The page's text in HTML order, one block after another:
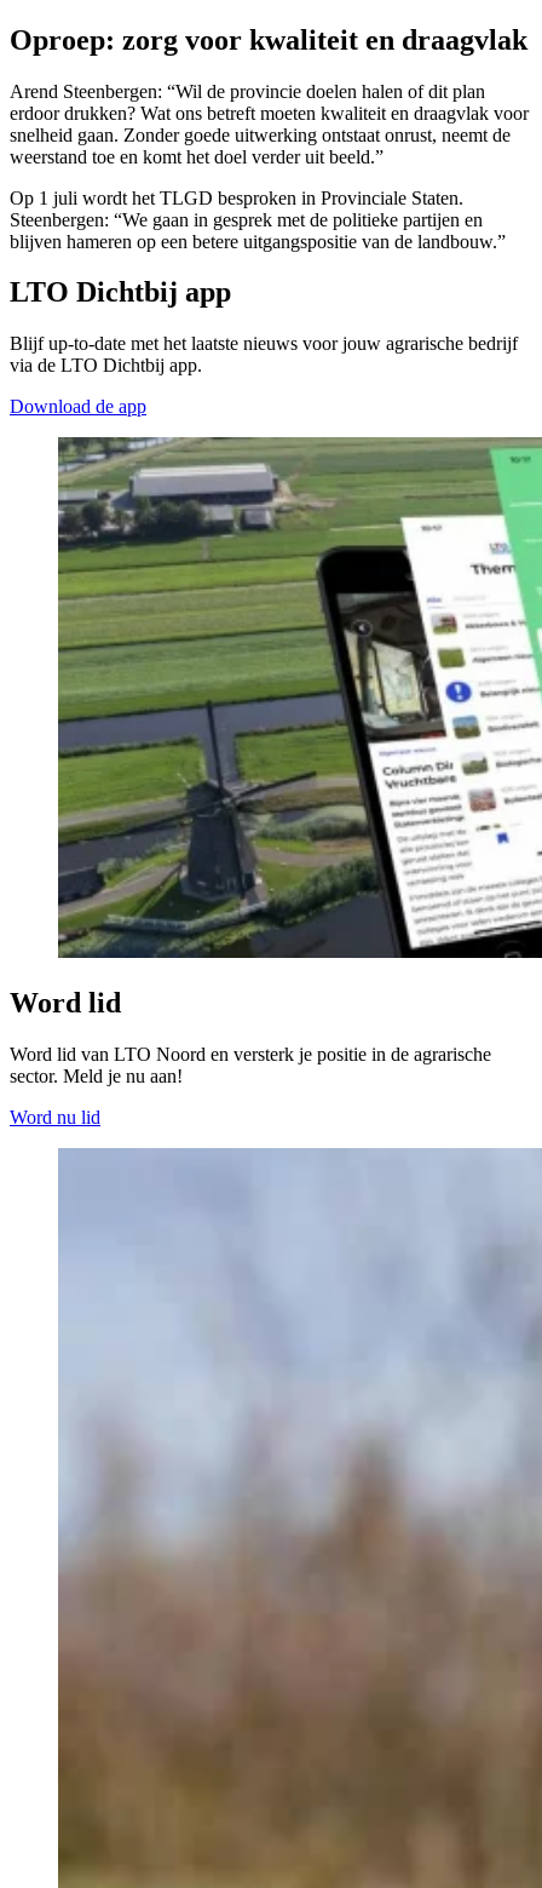
Oproep: zorg voor kwaliteit en draagvlak
Arend Steenbergen: “Wil de provincie doelen halen of dit plan
erdoor drukken? Wat ons betreft moeten kwaliteit en draagvlak voor
snelheid gaan. Zonder goede uitwerking ontstaat onrust, neemt de
weerstand toe en komt het doel verder uit beeld.”
Op 1 juli wordt het TLGD besproken in Provinciale Staten.
Steenbergen: “We gaan in gesprek met de politieke partijen en
blijven hameren op een betere uitgangspositie van de landbouw.”
LTO Dichtbij app
Blijf up-to-date met het laatste nieuws voor jouw agrarische bedrijf
via de LTO Dichtbij app.
Download de app
Word lid
Word lid van LTO Noord en versterk je positie in de agrarische
sector. Meld je nu aan!
Word nu lid